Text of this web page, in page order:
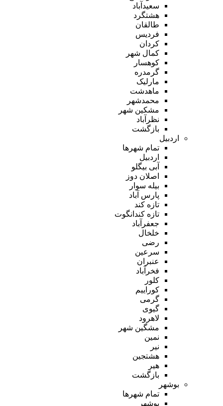
سعیدآباد
هشتگرد
طالقان
فردیس
کردان
کمال شهر
کوهسار
گرمدره
مارلیک
ماهدشت
محمدشهر
مشکین شهر
نظرآباد
بازگشت
اردبیل
تمام شهر‌ها
اردبیل
آبی بیگلو
اصلان دوز
بیله سوار
پارس آباد
تازه کند
تازه کندانگوت
جعفرآباد
خلخال
رضی
سرعین
عنبران
فخرآباد
کلور
کوراییم
گرمی
گیوی
لاهرود
مشگین شهر
نمین
نیر
هشتجین
هیر
بازگشت
بوشهر
تمام شهر‌ها
بوشهر